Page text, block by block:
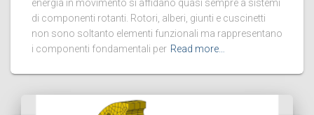
energia in movimento si affidano quasi sempre a sistemi
di componenti rotanti. Rotori, alberi, giunti e cuscinetti
non sono soltanto elementi funzionali ma rappresentano
i componenti fondamentali per Read more…